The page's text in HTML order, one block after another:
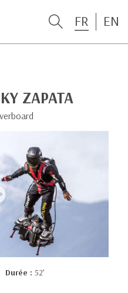
FR EN
ZAPATA
Durée : 52’